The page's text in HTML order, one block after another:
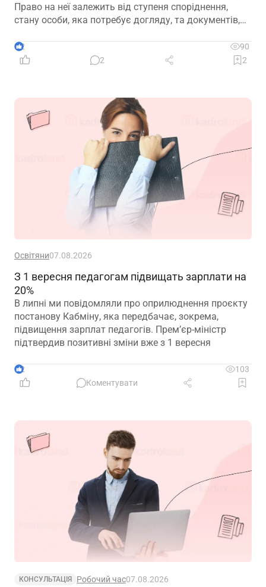
Право на неї залежить від ступеня споріднення,
стану особи, яка потребує догляду, та документів,
2
90
2
2
Освітяни07.08.2026
З 1 вересня педагогам підвищать зарплати на
20%
В липні ми повідомляли про оприлюднення проєкту
постанову Кабміну, яка передбачає, зокрема,
підвищення зарплат педагогів. Прем’єр-міністр
підтвердив позитивні зміни вже з 1 вересня
2
103
Коментувати
КОНСУЛЬТАЦІЯ Робочий час07.08.2026